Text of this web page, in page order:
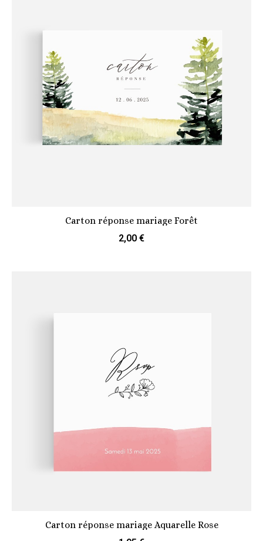
Carton réponse mariage Forêt
2,00 €
Carton réponse mariage Aquarelle Rose